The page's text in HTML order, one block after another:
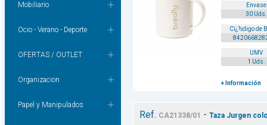
Mobiliario
Ocio - Verano - Deporte
OFERTAS / OUTLET
Organizacion
Papel y Manipulados
Envase
30 Uds.
Cï¿½digo de
UMV
1 Uds.
+ Información
Ref. CA21338/01 - Taza Jurgen